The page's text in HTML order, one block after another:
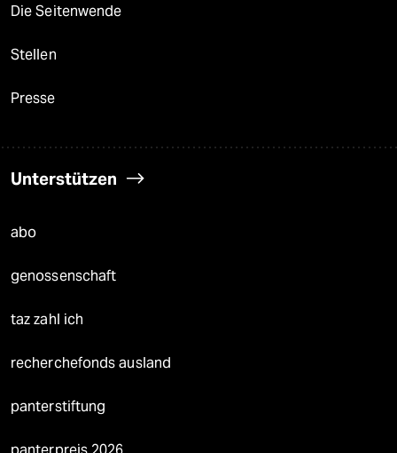
Die Seitenwende
Stellen
Presse
Unterstützen
abo
genossenschaft
taz zahl ich
recherchefonds ausland
panterstiftung